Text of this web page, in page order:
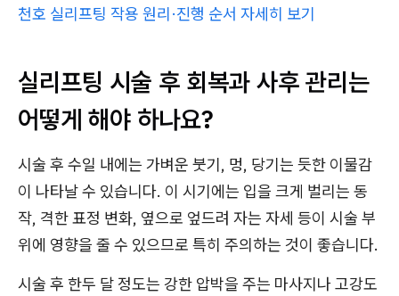
천호 실리프팅 작용 원리·진행 순서 자세히 보기
실리프팅 시술 후 회복과 사후 관리는
어떻게 해야 하나요?
시술 후 수일 내에는 가벼운 붓기, 멍, 당기는 듯한 이물감
이 나타날 수 있습니다. 이 시기에는 입을 크게 벌리는 동
작, 격한 표정 변화, 옆으로 엎드려 자는 자세 등이 시술 부
위에 영향을 줄 수 있으므로 특히 주의하는 것이 좋습니다.
시술 후 한두 달 정도는 강한 압박을 주는 마사지나 고강도